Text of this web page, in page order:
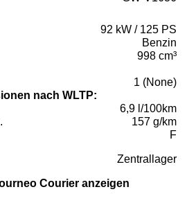
92 kW / 125 PS
Benzin
998 cm³
1 (None)
nach WLTP:
6,9 l/100km
157 g/km
F
Zentrallager
Courier anzeigen